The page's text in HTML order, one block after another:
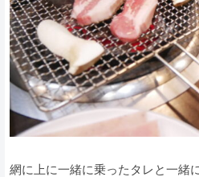
網に上に一緒に乗ったタレと一緒